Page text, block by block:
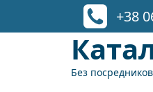
+38
Без